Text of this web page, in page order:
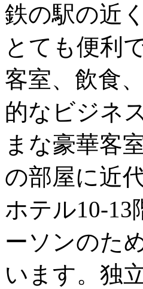
鉄の駅の近
とても便利
客室、飲食
的なビジネ
まな豪華客
の部屋に近
ホテル10-
ーソンのた
います。独